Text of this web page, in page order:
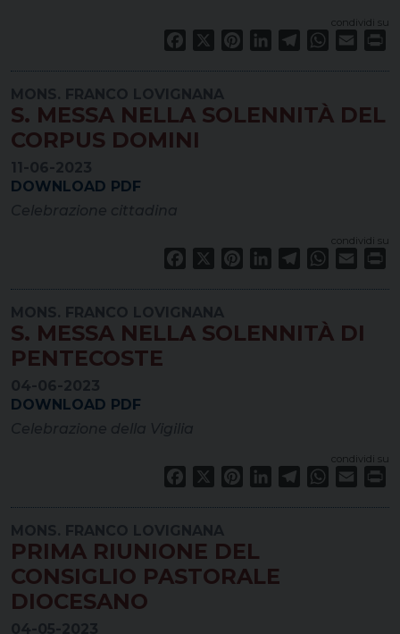
condividi su
Facebook PinterestLinkedInTelegramWhatsApp
Email
S. MESSA NELLA SOLENNITÀ DEL
CORPUS DOMINI
DOWNLOAD PDF
condividi su
Facebook PinterestLinkedInTelegramWhatsApp
Email
S. MESSA NELLA SOLENNITÀ DI
PENTECOSTE
DOWNLOAD PDF
condividi su
Facebook PinterestLinkedInTelegramWhatsApp
Email
PRIMA RIUNIONE DEL
CONSIGLIO PASTORALE
DIOCESANO